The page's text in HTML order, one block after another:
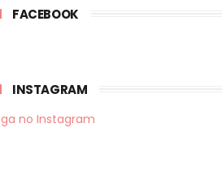
FACEBOOK
INSTAGRAM
no Instagram